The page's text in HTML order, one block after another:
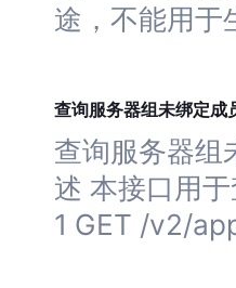
百度智能云数字员工
云边协同、自主进化的视觉智
途，不能用于
查询服务器组未绑定成
查询服务器组
述 本接口用
1 GET /v2/